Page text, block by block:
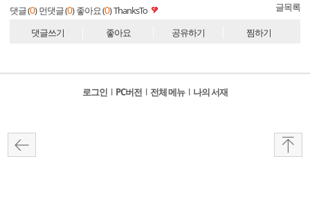
댓글 (0) 먼댓글 (0) 좋아요 (0)ThanksTo 글목록
댓글쓰기 좋아요 공유하기 찜하기
로그인 l PC버전 l 전체 메뉴 l 나의 서재